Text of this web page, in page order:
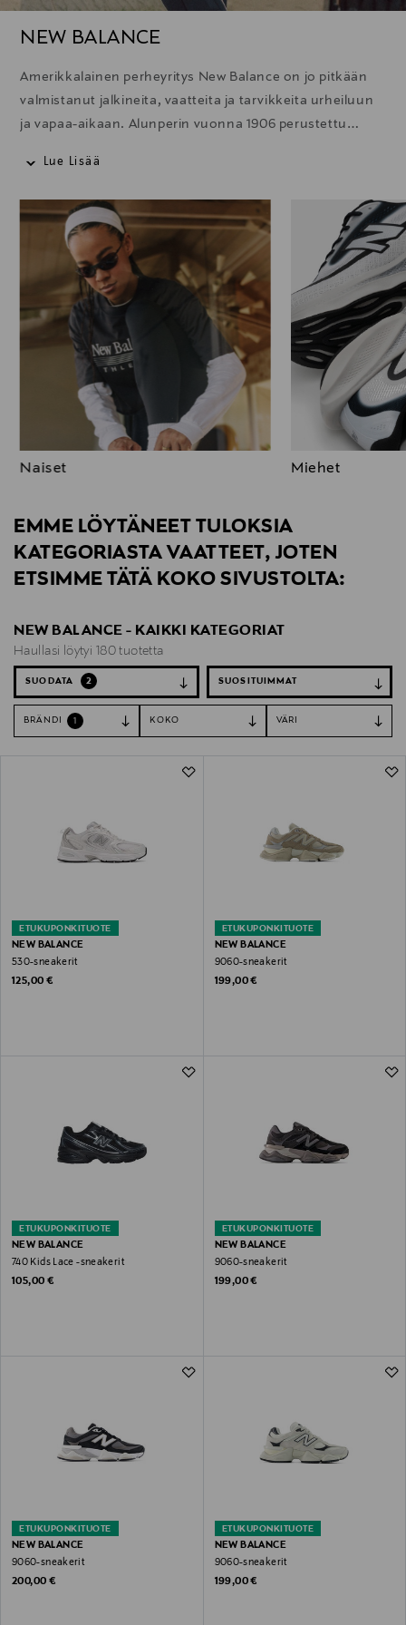
NEW BALANCE
Amerikkalainen perheyritys New Balance on jo pitkään
valmistanut jalkineita, vaatteita ja tarvikkeita urheiluun
ja vapaa-aikaan. Alunperin vuonna 1906 perustettu
jalkineissa. Brändin sneakerit ovatkin näkyneet yhä
enemmän muotiviikoilla, niin mallien kuin
vierailijoidenkin jalassa. Eikä ihme, koska New Balancen
jalkineissa osuvat kohdilleen hyvän jalkineen
tärkeimmät ominaisuudet – tyyli, mukavuus ja laatu.
Lue Lisää
Naiset Miehet
EMME LÖYTÄNEET TULOKSIA
KATEGORIASTA VAATTEET, JOTEN
ETSIMME TÄTÄ KOKO SIVUSTOLTA:
NEW BALANCE - KAIKKI KATEGORIAT
Haullasi löytyi 180 tuotetta
SUODATA 2
BRÄNDI 1 KOKO VÄRI
ETUKUPONKITUOTE
NEW BALANCE
530-sneakerit
Original Price
125,00 €
ETUKUPONKITUOTE
NEW BALANCE
9060-sneakerit
Original Price
199,00 €
ETUKUPONKITUOTE
NEW BALANCE
740 Kids Lace -sneakerit
Original Price
105,00 €
ETUKUPONKITUOTE
NEW BALANCE
9060-sneakerit
Original Price
199,00 €
ETUKUPONKITUOTE
NEW BALANCE
9060-sneakerit
Original Price
200,00 €
ETUKUPONKITUOTE
NEW BALANCE
9060-sneakerit
Original Price
199,00 €